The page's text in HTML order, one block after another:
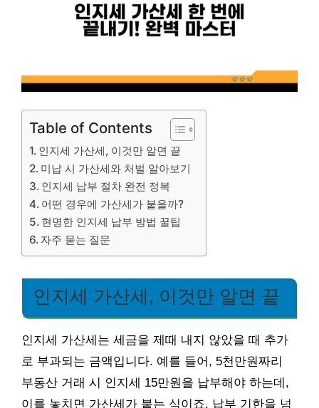
Table of Contents
인지세 가산세, 이것만 알면 끝
미납 시 가산세와 처벌 알아보기
인지세 납부 절차 완전 정복
어떤 경우에 가산세가 붙을까?
현명한 인지세 납부 방법 꿀팁
자주 묻는 질문
인지세 가산세, 이것만 알면 끝
인지세 가산세는 세금을 제때 내지 않았을 때 추가
로 부과되는 금액입니다. 예를 들어, 5천만원짜리
부동산 거래 시 인지세 15만원을 납부해야 하는데,
이를 놓치면 가산세가 붙는 식이죠. 납부 기한을 넘